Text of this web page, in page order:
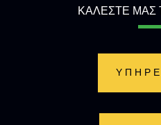
ΚΑΛΕΣΤΕ ΜΑΣ